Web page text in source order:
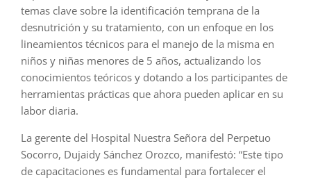
temas clave sobre la identificación temprana de la
desnutrición y su tratamiento, con un enfoque en los
lineamientos técnicos para el manejo de la misma en
niños y niñas menores de 5 años, actualizando los
conocimientos teóricos y dotando a los participantes de
herramientas prácticas que ahora pueden aplicar en su
labor diaria.
La gerente del Hospital Nuestra Señora del Perpetuo
Socorro, Dujaidy Sánchez Orozco, manifestó: “Este tipo
de capacitaciones es fundamental para fortalecer el